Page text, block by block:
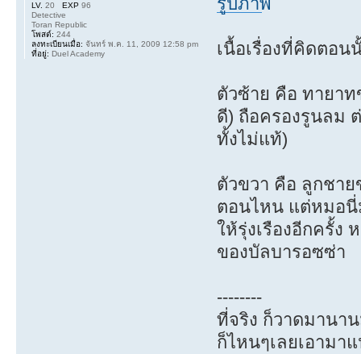
เนื้อเรื่องที่คิดตอน
ตัวซ้าย คือ ทายาท
ดี) ถือครองรูนลม
ทั้งไม่แท้)
ตัวขวา คือ ลูกชา
ตอนไหน แต่หมอนี่
ให้รุ่งเรืองอีกครั้ง
ของบัลบารอซซ่า
--------
ที่จริง ก็วาดมานา
ก็ไหนๆเลยเอามา
LV. 20 EXP 96
Detective
Toran Republic
โพสต์: 244
ลงทะเบียนเมื่อ: จันทร์ พ.ค. 11, 2009 12:58 pm
ที่อยู่: Duel Academy